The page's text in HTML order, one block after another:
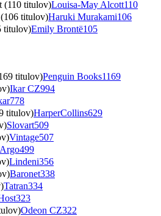
(110 titulov)Louisa-May Alcott110
titulov)Haruki Murakami106
titulov)Emily Brontë105
titulov)Penguin Books1169
Ikar CZ994
778
titulov)HarperCollins629
Slovart509
Vintage507
Argo499
Lindeni356
Baronet338
Tatran334
323
Odeon CZ322